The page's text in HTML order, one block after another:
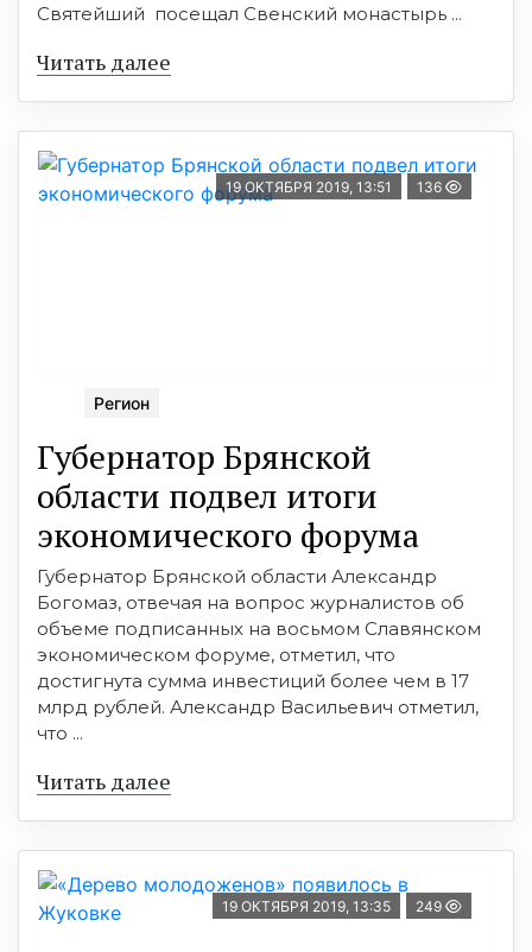
Святейший посещал Свенский монастырь ...
Читать далее
19 ОКТЯБРЯ 2019, 13:51 136
Регион
Губернатор Брянской
области подвел итоги
экономического форума
Губернатор Брянской области Александр
Богомаз, отвечая на вопрос журналистов об
объеме подписанных на восьмом Славянском
экономическом форуме, отметил, что
достигнута сумма инвестиций более чем в 17
млрд рублей. Александр Васильевич отметил,
что ...
Читать далее
19 ОКТЯБРЯ 2019, 13:35 249